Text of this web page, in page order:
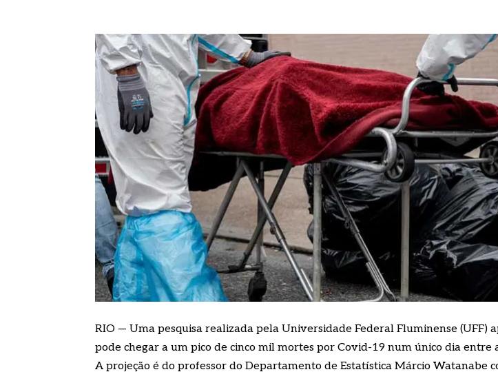
RIO — Uma pesquisa realizada pela Universidade Federal Fluminense (UFF)
pode chegar a um pico de cinco mil mortes por Covid-19 num único dia entre
A projeção é do professor do Departamento de Estatística Márcio Watanabe